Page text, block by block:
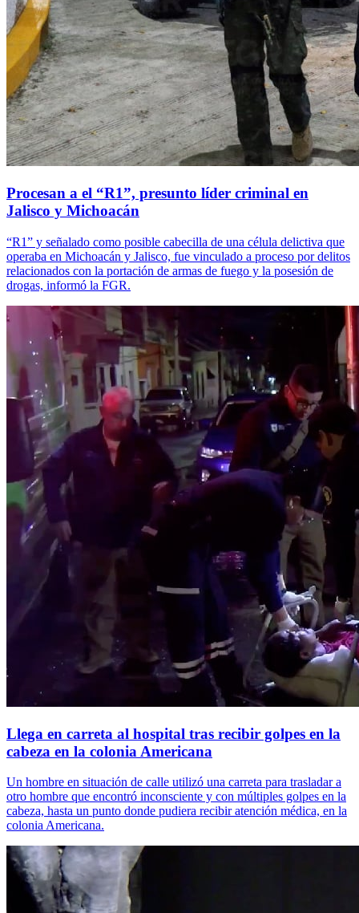
Procesan a el “R1”, presunto líder criminal en
Jalisco y Michoacán
“R1” y señalado como posible cabecilla de una célula delictiva que
operaba en Michoacán y Jalisco, fue vinculado a proceso por delitos
relacionados con la portación de armas de fuego y la posesión de
drogas, informó la FGR.
Llega en carreta al hospital tras recibir golpes en la
cabeza en la colonia Americana
Un hombre en situación de calle utilizó una carreta para trasladar a
otro hombre que encontró inconsciente y con múltiples golpes en la
cabeza, hasta un punto donde pudiera recibir atención médica, en la
colonia Americana.